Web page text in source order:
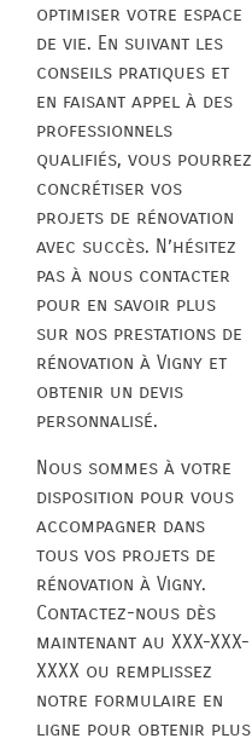
optimiser votre espace
de vie. En suivant les
conseils pratiques et
en faisant appel à des
professionnels
qualifiés, vous pourrez
concrétiser vos
projets de rénovation
avec succès. N’hésitez
pas à nous contacter
pour en savoir plus
sur nos prestations de
rénovation à Vigny et
obtenir un devis
personnalisé.
Nous sommes à votre
disposition pour vous
accompagner dans
tous vos projets de
rénovation à Vigny.
Contactez-nous dès
maintenant au XXX-XXX-
XXXX ou remplissez
notre formulaire en
ligne pour obtenir plus